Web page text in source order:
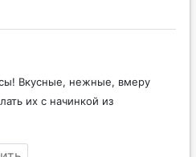
Вкусные, нежные, вмеру
их с начинкой из